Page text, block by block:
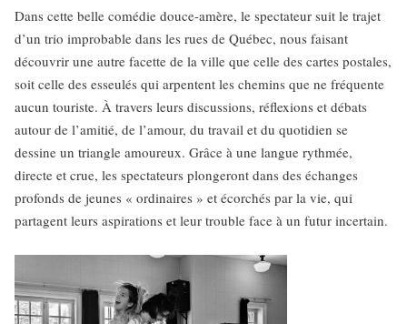
Dans cette belle comédie douce-amère, le spectateur suit le trajet
d’un trio improbable dans les rues de Québec, nous faisant
découvrir une autre facette de la ville que celle des cartes postales,
soit celle des esseulés qui arpentent les chemins que ne fréquente
aucun touriste. À travers leurs discussions, réflexions et débats
autour de l’amitié, de l’amour, du travail et du quotidien se
dessine un triangle amoureux. Grâce à une langue rythmée,
directe et crue, les spectateurs plongeront dans des échanges
profonds de jeunes « ordinaires » et écorchés par la vie, qui
partagent leurs aspirations et leur trouble face à un futur incertain.